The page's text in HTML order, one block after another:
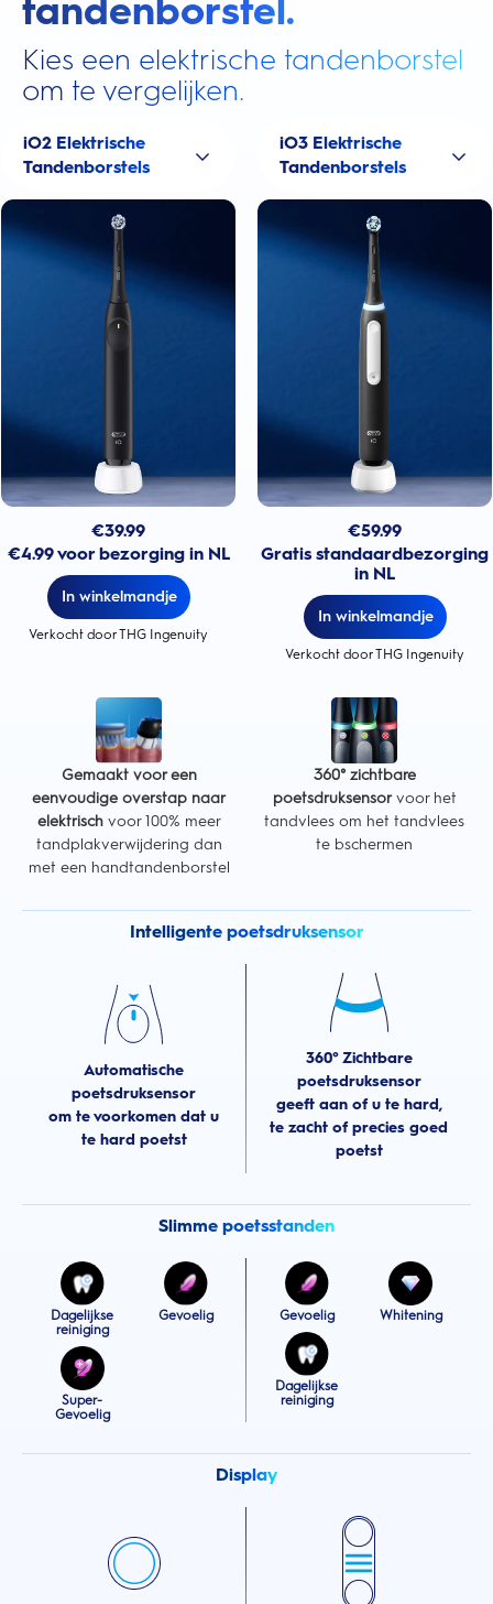
tandenborstel.
Kies een elektrische tandenborstel
om te vergelijken.
iO2 Elektrische
Tandenborstels
€39.99
€4.99 voor bezorging in NL
In winkelmandje
Verkocht door THG Ingenuity
iO3 Elektrische
Tandenborstels
€59.99
Gratis standaardbezorging
in NL
In winkelmandje
Verkocht door THG Ingenuity
Gemaakt voor een
eenvoudige overstap naar
elektrischvoor 100% meer
tandplakverwijdering dan
met een handtandenborstel
360° zichtbare
poetsdruksensorvoor het
tandvlees om het tandvlees
te bschermen
Intelligente poetsdruksensor
Automatische
poetsdruksensor
om te voorkomen dat u
te hard poetst
360° Zichtbare
poetsdruksensor
geeft aan of u te hard,
te zacht of precies goed
poetst
Slimme poetsstanden
Dagelijkse
reiniging
Gevoelig
Super-
Gevoelig
Gevoelig Whitening
Dagelijkse
reiniging
Display